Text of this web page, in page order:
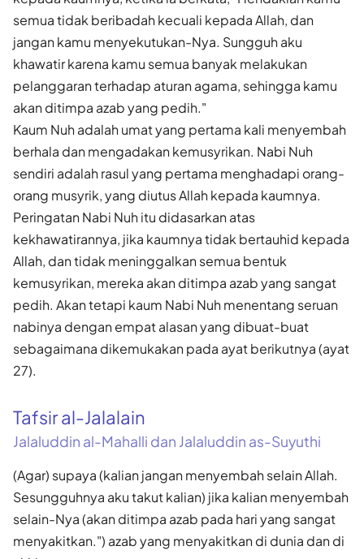
semua tidak beribadah kecuali kepada Allah, dan
jangan kamu menyekutukan-Nya. Sungguh aku
khawatir karena kamu semua banyak melakukan
pelanggaran terhadap aturan agama, sehingga kamu
akan ditimpa azab yang pedih."
Kaum Nuh adalah umat yang pertama kali menyembah
berhala dan mengadakan kemusyrikan. Nabi Nuh
sendiri adalah rasul yang pertama menghadapi orang-
orang musyrik, yang diutus Allah kepada kaumnya.
Peringatan Nabi Nuh itu didasarkan atas
kekhawatirannya, jika kaumnya tidak bertauhid kepada
Allah, dan tidak meninggalkan semua bentuk
kemusyrikan, mereka akan ditimpa azab yang sangat
pedih. Akan tetapi kaum Nabi Nuh menentang seruan
nabinya dengan empat alasan yang dibuat-buat
sebagaimana dikemukakan pada ayat berikutnya (ayat
27).
Tafsir al-Jalalain
Jalaluddin al-Mahalli dan Jalaluddin as-Suyuthi
(Agar) supaya (kalian jangan menyembah selain Allah.
Sesungguhnya aku takut kalian) jika kalian menyembah
selain-Nya (akan ditimpa azab pada hari yang sangat
menyakitkan.") azab yang menyakitkan di dunia dan di